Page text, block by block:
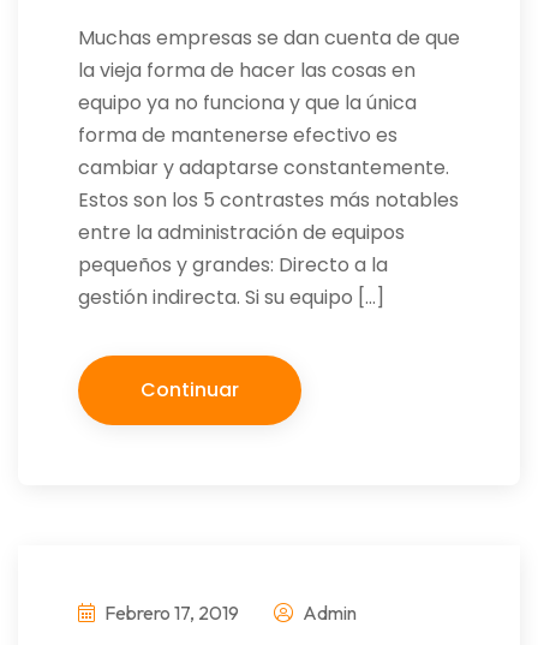
Muchas empresas se dan cuenta de que
la vieja forma de hacer las cosas en
equipo ya no funciona y que la única
forma de mantenerse efectivo es
cambiar y adaptarse constantemente.
Estos son los 5 contrastes más notables
entre la administración de equipos
pequeños y grandes: Directo a la
gestión indirecta. Si su equipo […]
Continuar
Febrero 17, 2019 Admin